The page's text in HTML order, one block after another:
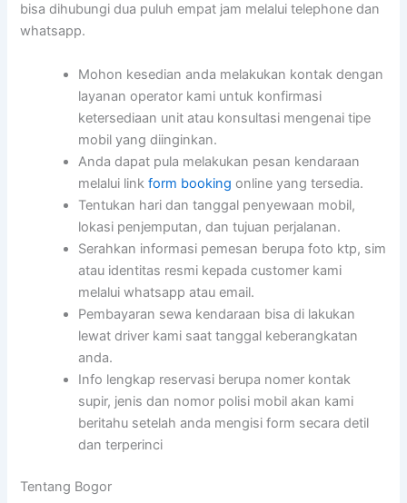
bisa dihubungi dua puluh empat jam melalui telephone dan
whatsapp.
Mohon kesedian anda melakukan kontak dengan
layanan operator kami untuk konfirmasi
ketersediaan unit atau konsultasi mengenai tipe
mobil yang diinginkan.
Anda dapat pula melakukan pesan kendaraan
melalui linkform booking online yang tersedia.
Tentukan hari dan tanggal penyewaan mobil,
lokasi penjemputan, dan tujuan perjalanan.
Serahkan informasi pemesan berupa foto ktp, sim
atau identitas resmi kepada customer kami
melalui whatsapp atau email.
Pembayaran sewa kendaraan bisa di lakukan
lewat driver kami saat tanggal keberangkatan
anda.
Info lengkap reservasi berupa nomer kontak
supir, jenis dan nomor polisi mobil akan kami
beritahu setelah anda mengisi form secara detil
dan terperinci
Tentang Bogor